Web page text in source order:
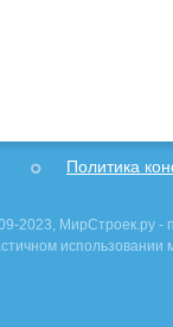
Политика
2023, МирСтроек.ру -
использовании